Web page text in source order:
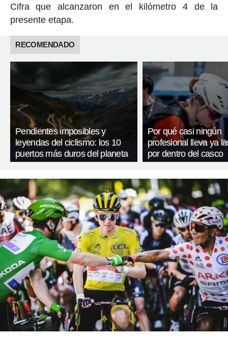
Cifra que alcanzaron en el kilómetro 4 de la
presente etapa.
RECOMENDADO
Pendientes imposibles y
leyendas del ciclismo: los 10
puertos más duros del planeta
Por qué casi ningún
profesional lleva ya
por dentro del casco